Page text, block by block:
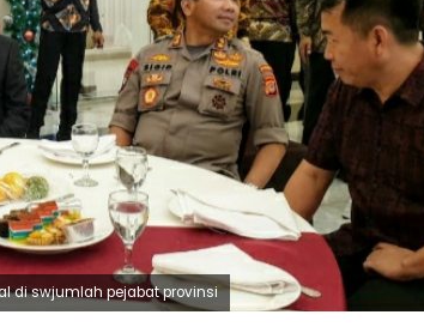
di swjumlah pejabat provinsi